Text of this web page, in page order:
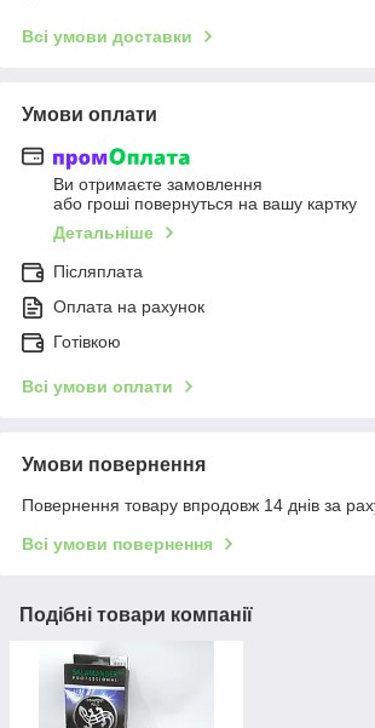
Всі умови доставки
Умови оплати
Ви отримаєте замовлення
або гроші повернуться на вашу картку
Детальніше
Післяплата
Оплата на рахунок
Готівкою
Всі умови оплати
Умови повернення
Повернення товару впродовж 14 днів за
Всі умови повернення
Подібні товари компанії